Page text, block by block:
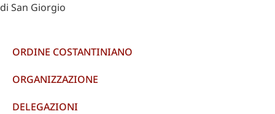
di San Giorgio
ORDINE COSTANTINIANO
ORGANIZZAZIONE
DELEGAZIONI